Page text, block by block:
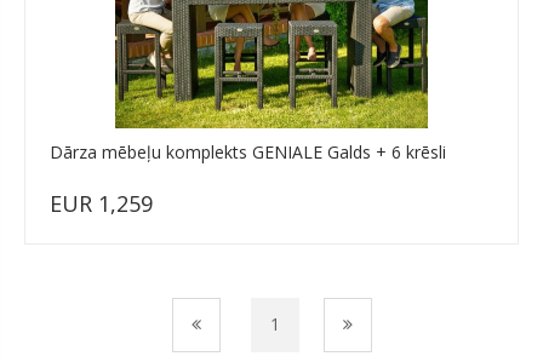
Dārza mēbeļu komplekts GENIALE Galds + 6 krēsli
EUR 1,259
1